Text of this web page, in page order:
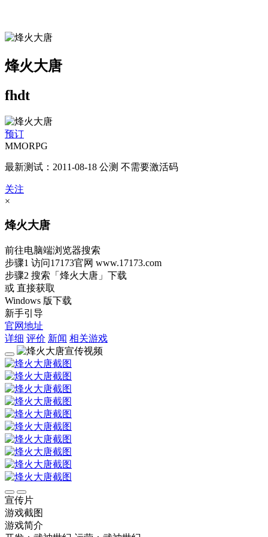
烽火大唐
fhdt
预订
MMORPG
最新测试：2011-08-18 公测 不需要激活码
关注
×
烽火大唐
前往电脑端浏览器搜索
步骤1 访问17173官网 www.17173.com
步骤2 搜索 「烽火大唐」 下载
或 直接获取
Windows 版下载
新手引导
官网地址
详细 评价 新闻 相关游戏
宣传片
游戏截图
游戏简介